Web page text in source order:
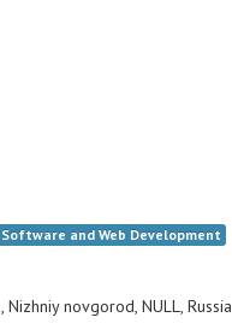
Software and Web Development
, Nizhniy novgorod, NULL, Russia